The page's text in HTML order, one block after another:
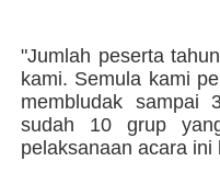
"Jumlah peserta
kami. Semula kami
membludak sampai
sudah 10 grup
pelaksanaan acara